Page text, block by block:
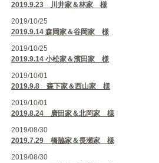
2019.9.23 川井家＆林家 様
2019/10/25
2019.9.14 森岡家＆谷岡家 様
2019/10/25
2019.9.14 小松家＆濱田家 様
2019/10/01
2019.9.8 森下家＆西山家 様
2019/10/01
2019.8.24 廣田家＆北岡家 様
2019/08/30
2019.7.29 橋脇家＆長瀬家 様
2019/08/30